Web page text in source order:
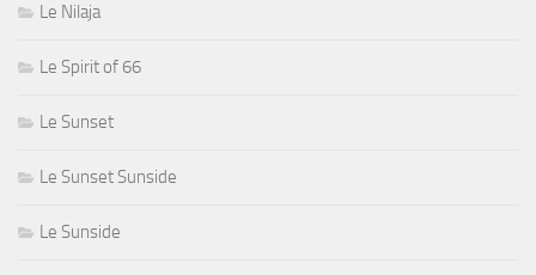
Le Nilaja
Le Spirit of 66
Le Sunset
Le Sunset Sunside
Le Sunside